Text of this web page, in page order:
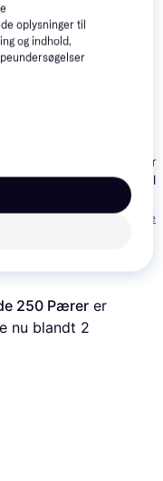
Lite Bulb
Smart Oval
Lyskæde 50
Eller 3 betalinger
250 Pærer
nu blandt 2
oplysninger til
og indhold,